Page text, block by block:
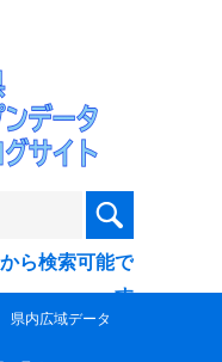
ら検索可能で
す
県内広域データ